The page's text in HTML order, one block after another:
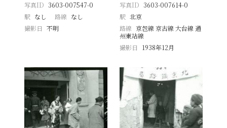
写真ID 3603-007547-0
駅 なし 路線 なし
撮影日
不明
写真ID 3603-007614-0
駅 北京
路線 京包線 京古線 大台線 通
州東站線
撮影日
1938年12月